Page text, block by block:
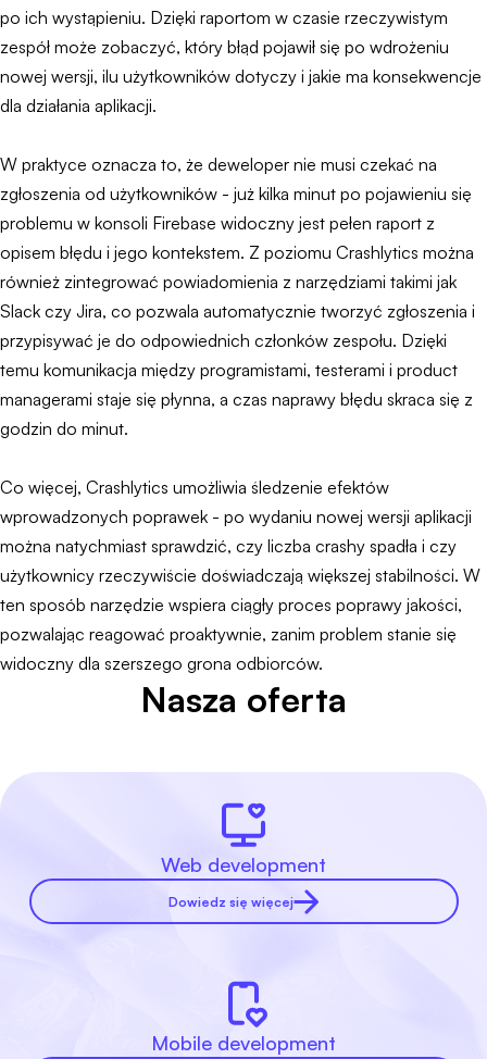
po ich wystąpieniu. Dzięki raportom w czasie rzeczywistym
zespół może zobaczyć, który błąd pojawił się po wdrożeniu
nowej wersji, ilu użytkowników dotyczy i jakie ma konsekwencje
dla działania aplikacji.
W praktyce oznacza to, że deweloper nie musi czekać na
zgłoszenia od użytkowników - już kilka minut po pojawieniu się
problemu w konsoli Firebase widoczny jest pełen raport z
opisem błędu i jego kontekstem. Z poziomu Crashlytics można
również zintegrować powiadomienia z narzędziami takimi jak
Slack czy Jira, co pozwala automatycznie tworzyć zgłoszenia i
przypisywać je do odpowiednich członków zespołu. Dzięki
temu komunikacja między programistami, testerami i product
managerami staje się płynna, a czas naprawy błędu skraca się z
godzin do minut.
Co więcej, Crashlytics umożliwia śledzenie efektów
wprowadzonych poprawek - po wydaniu nowej wersji aplikacji
można natychmiast sprawdzić, czy liczba crashy spadła i czy
użytkownicy rzeczywiście doświadczają większej stabilności. W
ten sposób narzędzie wspiera ciągły proces poprawy jakości,
pozwalając reagować proaktywnie, zanim problem stanie się
widoczny dla szerszego grona odbiorców.
Nasza oferta
Web development
Dowiedz się więcej
Mobile development